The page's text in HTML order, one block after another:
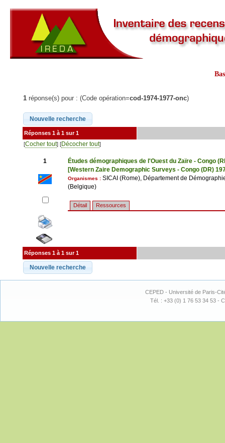
1 réponse(s) pour : (Code opération=cod-1974-1977-onc)
Réponses 1 à 1 sur 1
[Cocher tout] [Décocher tout]
1
Études démographiques de l'Ouest du Zaïre - Congo
[Western Zaire Demographic Surveys - Congo (DR)
Organismes : SICAI (Rome), Département de
(Belgique)
Détail Ressources
Réponses 1 à 1 sur 1
CEPED - Université de Paris-
Tél. : +33 (0) 1 76 53 34 53 -